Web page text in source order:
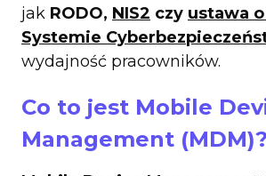
jak RODO, NIS2 czy ustawa
Systemie
wydajność pracowników.
Co to jest Mobile
Management (MDM)?